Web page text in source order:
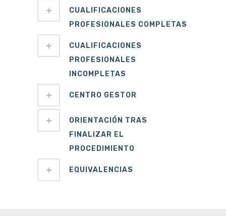
CUALIFICACIONES
PROFESIONALES COMPLETAS
CUALIFICACIONES
PROFESIONALES
INCOMPLETAS
CENTRO GESTOR
ORIENTACIÓN TRAS
FINALIZAR EL
PROCEDIMIENTO
EQUIVALENCIAS